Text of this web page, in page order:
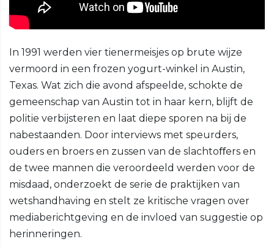
In 1991 werden vier tienermeisjes op brute wijze
vermoord in een frozen yogurt-winkel in Austin,
Texas. Wat zich die avond afspeelde, schokte de
gemeenschap van Austin tot in haar kern, blijft de
politie verbijsteren en laat diepe sporen na bij de
nabestaanden. Door interviews met speurders,
ouders en broers en zussen van de slachtoﬀers en
de twee mannen die veroordeeld werden voor de
misdaad, onderzoekt de serie de praktijken van
wetshandhaving en stelt ze kritische vragen over
mediaberichtgeving en de invloed van suggestie op
herinneringen.